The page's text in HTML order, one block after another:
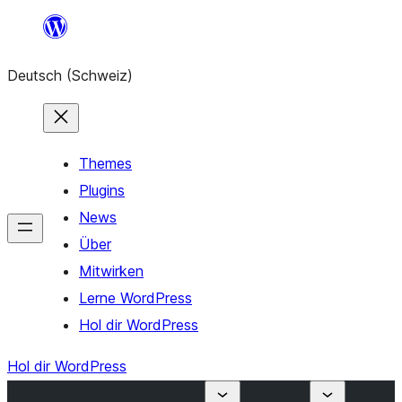
springen
Deutsch (Schweiz)
Themes
Plugins
News
Über
Mitwirken
Lerne WordPress
Hol dir WordPress
Hol dir WordPress